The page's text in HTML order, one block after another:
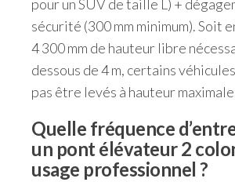
pour un SUV de taille L) +
sécurité (300 mm minimum). Soit
4 300 mm de hauteur libre
dessous de 4 m, certains
pas être levés à hauteur
Quelle fréquence
un pont élévateur 2
usage professionnel ?